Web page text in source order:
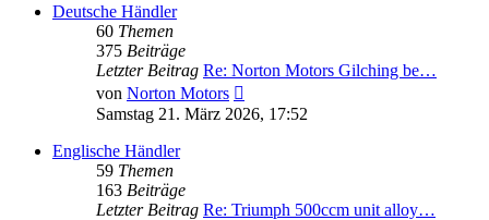
Deutsche Händler
60 Themen
375 Beiträge
Letzter Beitrag Re: Norton Motors Gilching be…
von Norton Motors
Beitrag
Samstag 21. März 2026, 17:52
Englische Händler
59 Themen
163 Beiträge
Letzter Beitrag Re: Triumph 500ccm unit alloy…